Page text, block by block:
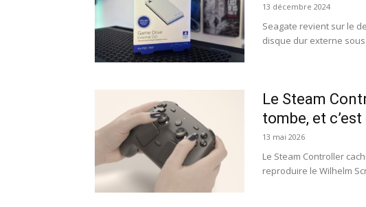
13 décembre 2024
Seagate revient sur le
disque dur externe
Le Steam
tombe, et
13 mai 2026
Le Steam Controller
reproduire le Wilhelm